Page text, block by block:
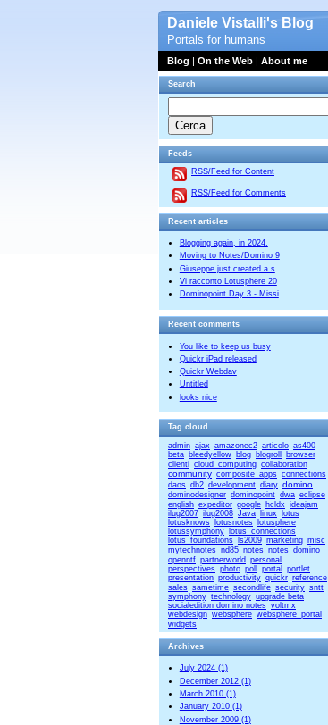
Daniele Vistalli's Blog
Portals for humans
Blog | On the Web | About me
Search
Feeds
RSS/Feed for Content
RSS/Feed for Comments
Recent articles
Blogging again, in 2024.
Moving to Notes/Domino 9
Giuseppe just created a s
Vi racconto Lotusphere 20
Dominopoint Day 3 - Missi
Recent comments
You like to keep us busy
Quickr iPad released
Quickr Webdav
Untitled
looks nice
Tag cloud
admin ajax amazonec2 articolo as400
beta bleedyellow blog blogroll
browser
clienti cloud_computing collaboration
community composite_apps connections
daos db2 development diary domino
dominodesigner dominopoint dwa eclipse
english expeditor google hcldx ideajam
ilug2007 ilug2008 Java linux
lotus
lotusknows
lotusnotes
lotusphere
lotussymphony
lotus_connections
lotus_foundations
ls2009 marketing misc
mytechnotes nd85 notes notes_domino
openntf partnerworld personal
perspectives photo poll portal
portlet
presentation productivity quickr reference
sales sametime secondlife security sntt
symphony technology upgrade beta
socialedition domino notes voltmx
webdesign websphere websphere_portal
widgets
Archives
July 2024 (1)
December 2012 (1)
March 2010 (1)
January 2010 (1)
November 2009 (1)